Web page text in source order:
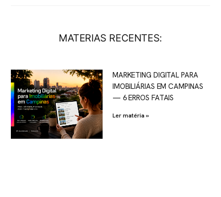
MATERIAS RECENTES:
MARKETING DIGITAL PARA
IMOBILIÁRIAS EM CAMPINAS
— 6 ERROS FATAIS
Ler matéria »